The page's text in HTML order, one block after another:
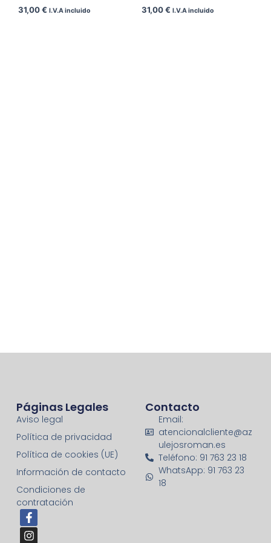
31,00€ I.V.A incluido 31,00€ I.V.A incluido
Páginas Legales
Aviso legal
Política de privacidad
Política de cookies (UE)
Información de contacto
Condiciones de
contratación
Contacto
Email:
atencionalcliente@az
ulejosroman.es
Teléfono: 91 763 23 18
WhatsApp: 91 763 23
18
F
a
c
I
n
s